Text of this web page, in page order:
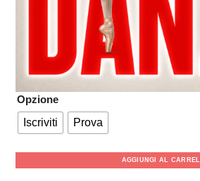
Opzione
Iscriviti
Prova
AGGIUNGI AL